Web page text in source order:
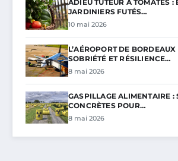
ADIEU TUTEUR À TOMATES :
JARDINIERS FUTÉS…
10 mai 2026
L’AÉROPORT DE
SOBRIÉTÉ ET RÉSILIENCE…
8 mai 2026
GASPILLAGE ALIMENTAIRE :
CONCRÈTES POUR…
8 mai 2026